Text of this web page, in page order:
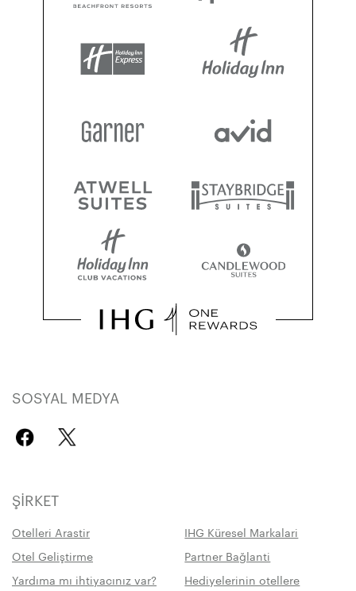
SOSYAL MEDYA
ŞIRKET
Otelleri Arastir
IHG Küresel Markalari
Otel Geliştirme
Partner Bağlanti
Yardıma mı ihtiyacınız var?
Hediyelerinin otellere